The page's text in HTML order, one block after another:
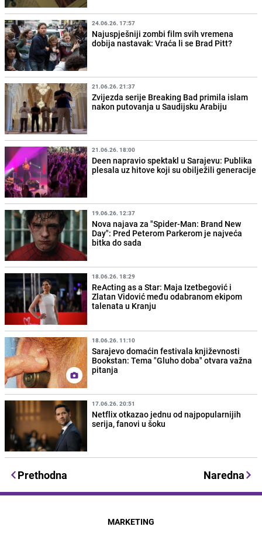
24.06.26. 17:57
Najuspješniji zombi film svih vremena
dobija nastavak: Vraća li se Brad Pitt?
21.06.26. 21:37
Zvijezda serije Breaking Bad primila islam
nakon putovanja u Saudijsku Arabiju
21.06.26. 18:00
Deen napravio spektakl u Sarajevu: Publika
plesala uz hitove koji su obilježili generacije
19.06.26. 12:37
Nova najava za "Spider-Man: Brand New
Day": Pred Peterom Parkerom je najveća
bitka do sada
18.06.26. 18:29
ReActing as a Star: Maja Izetbegović i
Zlatan Vidović među odabranom ekipom
talenata u Kranju
18.06.26. 11:10
Sarajevo domaćin festivala književnosti
Bookstan: Tema "Gluho doba" otvara važna
pitanja
17.06.26. 20:51
Netflix otkazao jednu od najpopularnijih
serija, fanovi u šoku
Prethodna Naredna
MARKETING